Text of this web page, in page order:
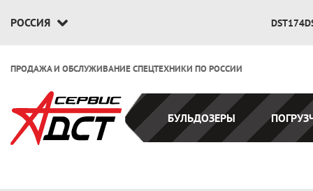
РОССИЯ
ПРОДАЖА И ОБСЛУЖИВАНИЕ СПЕЦТЕХНИКИ ПО РОССИИ
БУЛЬДОЗЕРЫ